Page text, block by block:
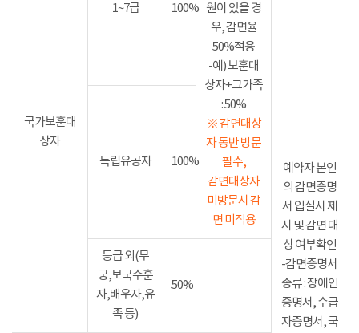
국가보훈대
상자
1~7급 100% 원이 있을 경
우, 감면율
50%적용
-예) 보훈대
상자+그가족
: 50%
※ 감면대상
자 동반 방문
필수,
감면대상자
미방문시 감
면 미적용
예약자 본인
의 감면증명
서 입실시 제
시 및 감면 대
상 여부확인
-감면증명서
종류 : 장애인
증명서, 수급
자증명서, 국
독립유공자 100%
등급 외(무
궁,보국수훈
자,배우자,유
족 등)
50%